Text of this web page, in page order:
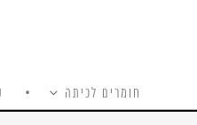
חומרים לכיתה